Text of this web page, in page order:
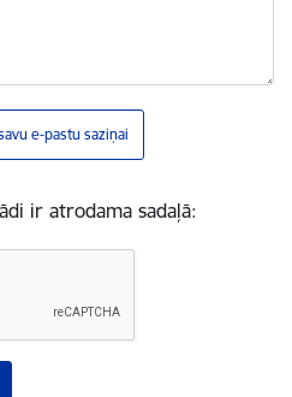
e-pastu saziņai
ir atrodama sadaļā: